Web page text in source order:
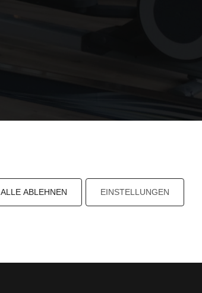
ALLE ABLEHNEN EINSTELLUNGEN